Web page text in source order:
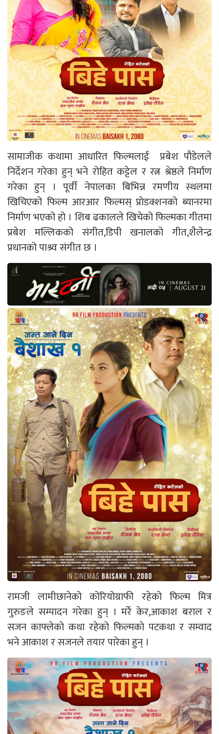
सामाजीक कथामा आधारित फिल्मलाई प्रबेश पौडेलले
निर्देशन गरेका हुन् भने रोहित कट्टेल र रत्न श्रेष्ठले निर्माण
गरेका हुन् । पूर्वी नेपालका बिभिन्न रमणीय स्थलमा
खिचिएको फिल्म आरआर फिल्मस् प्रोडक्शनको ब्यानरमा
निर्माण भएको हो । शिब ढकालले खिचेको फिल्मका गीतमा
प्रबेश मल्लिकको संगीत,डिपी खनालको गीत,शैलेन्द्र
प्रधानको पाश्र्व संगीत छ ।
रामजी लामीछानेको कोरियोग्राफी रहेको फिल्म मित्र
गुरुङले सम्पादन गरेका हुन् । मर्रे केर,आकाश बराल र
सजन काफ्लेको कथा रहेको फिल्मको पटकथा र सम्वाद
भने आकाश र सजनले तयार पारेका हुन् ।